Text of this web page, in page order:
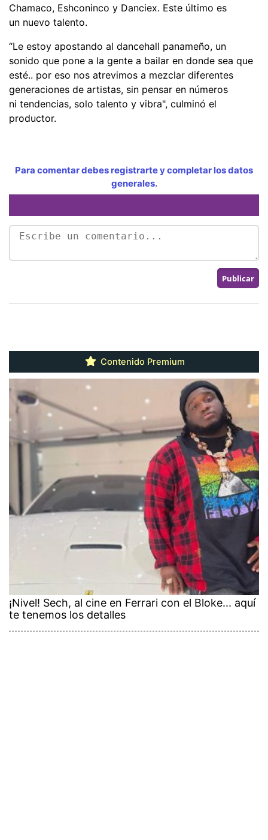
Chamaco, Eshconinco y Danciex. Este último es
un nuevo talento.
“Le estoy apostando al dancehall panameño, un
sonido que pone a la gente a bailar en donde sea que
esté.. por eso nos atrevimos a mezclar diferentes
generaciones de artistas, sin pensar en números
ni tendencias, solo talento y vibra", culminó el
productor.
Para comentar debes registrarte y completar los datos
generales.
Contenido Premium
¡Nivel! Sech, al cine en Ferrari con el Bloke... aquí
te tenemos los detalles